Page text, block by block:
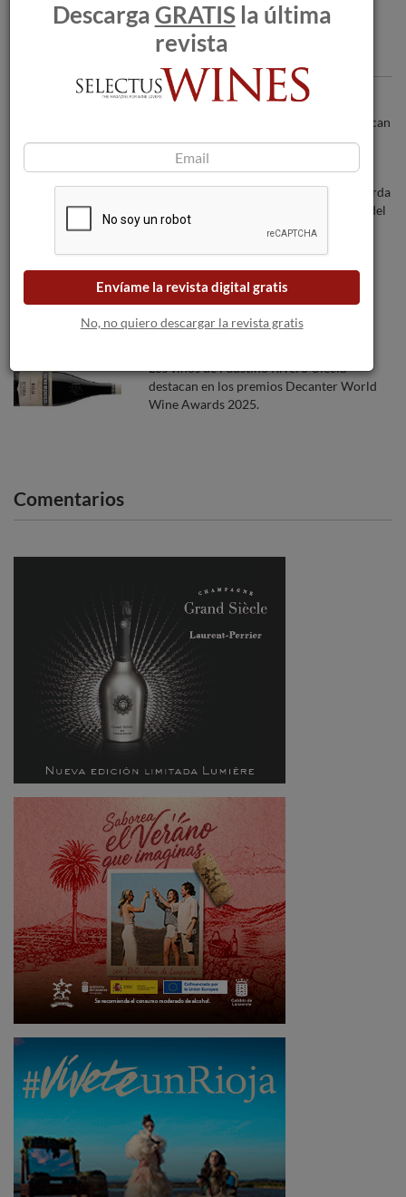
Articulos recomendados
Los incendios forestales amenazan a las
bodegas a medida que las llamas se acercan
a Burdeos.
Marqués de Vargas Reserva, vino de guarda
con sello distintivo de Rioja para el Día del
Padre.
Flor de Vetus 2017, verdejo de altura.
Los vinos de Faustino Rivero Ulecia
destacan en los premios Decanter World
Wine Awards 2025.
Comentarios
DescargaGRATIS la última
revista
Envíame la revista digital gratis
No, no quiero descargar la revista gratis